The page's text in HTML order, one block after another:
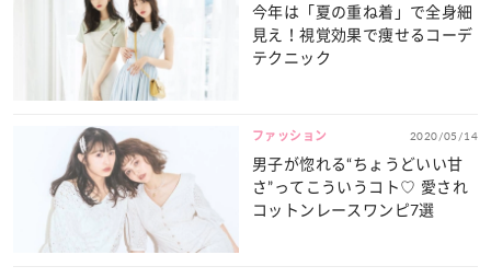
今年は「夏の重ね着」で全身細
見え！視覚効果で痩せるコーデ
テクニック
ファッション 2020/05/14
男子が惚れる“ちょうどいい甘
さ”ってこういうコト♡ 愛され
コットンレースワンピ7選